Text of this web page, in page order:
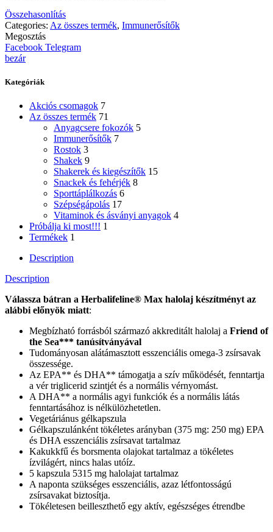
Összehasonlítás
Categories: Az összes termék, Immunerősítők
Megosztás
Facebook Telegram
bezár
Kategóriák
Akciós csomagok 7
Az összes termék 71
Anyagcsere fokozók 5
Immunerősítők 7
Rostok 3
Shakek 9
Shakerek és kiegészítők 15
Snackek és fehérjék 8
Sporttáplálkozás 6
Szépségápolás 17
Vitaminok és ásványi anyagok 4
Próbálja ki most!!! 1
Termékek 1
Description
Description
Válassza bátran a Herbalifeline® Max halolaj készítményt az
alábbi előnyök miatt:
Megbízható forrásból származó akkreditált halolaj a Friend of
the Sea*** tanúsítványával
Tudományosan alátámasztott esszenciális omega-3 zsírsavak
összessége.
Az EPA** és DHA** támogatja a szív működését, fenntartja
a vér triglicerid szintjét és a normális vérnyomást.
A DHA** a normális agyi funkciók és a normális látás
fenntartásához is nélkülözhetetlen.
Vegetáriánus gélkapszula
Gélkapszulánként tökéletes arányban (375 mg: 250 mg) EPA
és DHA esszenciális zsírsavat tartalmaz
Kakukkfű és borsmenta olajokat tartalmaz a tökéletes
ízvilágért, nincs halas utóíz.
5 kapszula 5315 mg halolajat tartalmaz
A naponta szükséges esszenciális, azaz létfontosságú
zsírsavakat biztosítja.
Tökéletesen beilleszthető egy aktív, egészséges étrendbe